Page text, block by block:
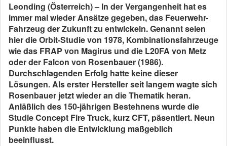
Leonding (Österreich) – In der Vergangenheit hat es
immer mal wieder Ansätze gegeben, das Feuerwehr-
Fahrzeug der Zukunft zu entwickeln. Genannt seien
hier die Orbit-Studie von 1978, Kombinationsfahrzeuge
wie das FRAP von Magirus und die L20FA von Metz
oder der Falcon von Rosenbauer (1986).
Durchschlagenden Erfolg hatte keine dieser
Lösungen. Als erster Hersteller seit langem wagte sich
Rosenbauer jetzt wieder an die Thematik heran.
Anläßlich des 150-jährigen Bestehnens wurde die
Studie Concept Fire Truck, kurz CFT, päsentiert. Neun
Punkte haben die Entwicklung maßgeblich
beeinflusst.